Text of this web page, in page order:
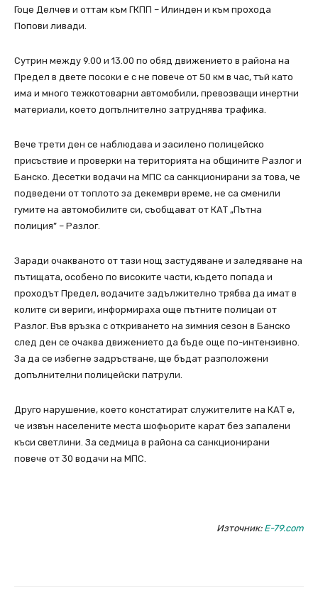
Гоце Делчев и оттам към ГКПП – Илинден и към прохода
Попови ливади.
Сутрин между 9.00 и 13.00 по обяд движението в района на
Предел в двете посоки е с не повече от 50 км в час, тъй като
има и много тежкотоварни автомобили, превозващи инертни
материали, което допълнително затруднява трафика.
Вече трети ден се наблюдава и засилено полицейско
присъствие и проверки на територията на общините Разлог и
Банско. Десетки водачи на МПС са санкционирани за това, че
подведени от топлото за декември време, не са сменили
гумите на автомобилите си, съобщават от КАТ „Пътна
полиция” – Разлог.
Заради очакваното от тази нощ застудяване и заледяване на
пътищата, особено по високите части, където попада и
проходът Предел, водачите задължително трябва да имат в
колите си вериги, информираха още пътните полицаи от
Разлог. Във връзка с откриването на зимния сезон в Банско
след ден се очаква движението да бъде още по-интензивно.
За да се избегне задръстване, ще бъдат разположени
допълнителни полицейски патрули.
Друго нарушение, което констатират служителите на КАТ е,
че извън населените места шофьорите карат без запалени
къси светлини. За седмица в района са санкционирани
повече от 30 водачи на МПС.
Източник: E-79.com